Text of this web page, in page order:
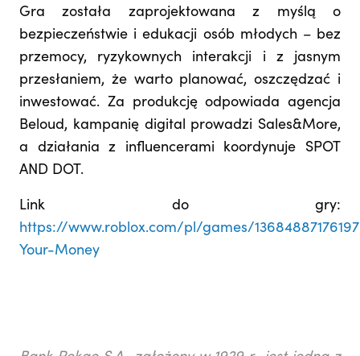
Gra została zaprojektowana z myślą o
bezpieczeństwie i edukacji osób młodych – bez
przemocy, ryzykownych interakcji i z jasnym
przesłaniem, że warto planować, oszczędzać i
inwestować. Za produkcję odpowiada agencja
Beloud, kampanię digital prowadzi Sales&More,
a działania z influencerami koordynuje SPOT
AND DOT.
Link do gry:
https://www.roblox.com/pl/games/
Your-Money